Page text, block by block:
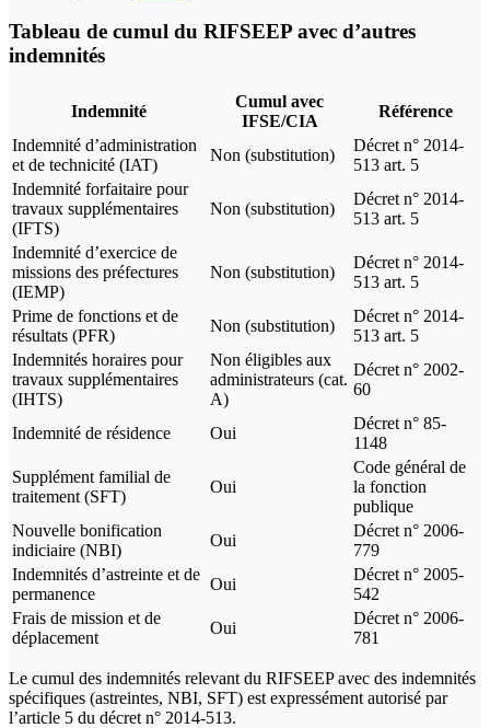
Tableau de cumul du RIFSEEP avec d’autres
indemnités
Indemnité
Cumul avec
IFSE/CIA
Référence
Indemnité d’administration
et de technicité (IAT)
Non (substitution)
Décret n° 2014-
513 art. 5
Indemnité forfaitaire pour
travaux supplémentaires
(IFTS)
Non (substitution)
Décret n° 2014-
513 art. 5
Indemnité d’exercice de
missions des préfectures
(IEMP)
Non (substitution)
Décret n° 2014-
513 art. 5
Prime de fonctions et de
résultats (PFR)
Non (substitution)
Décret n° 2014-
513 art. 5
Indemnités horaires pour
travaux supplémentaires
(IHTS)
Non éligibles aux
administrateurs (cat.
A)
Décret n° 2002-
60
Indemnité de résidence Oui
Décret n° 85-
1148
Supplément familial de
traitement (SFT)
Oui
Code général de
la fonction
publique
Nouvelle bonification
indiciaire (NBI)
Oui
Décret n° 2006-
779
Indemnités d’astreinte et de
permanence
Oui
Décret n° 2005-
542
Frais de mission et de
déplacement
Oui
Décret n° 2006-
781
Le cumul des indemnités relevant du RIFSEEP avec des indemnités
spécifiques (astreintes, NBI, SFT) est expressément autorisé par
l’article 5 du décret n° 2014-513.